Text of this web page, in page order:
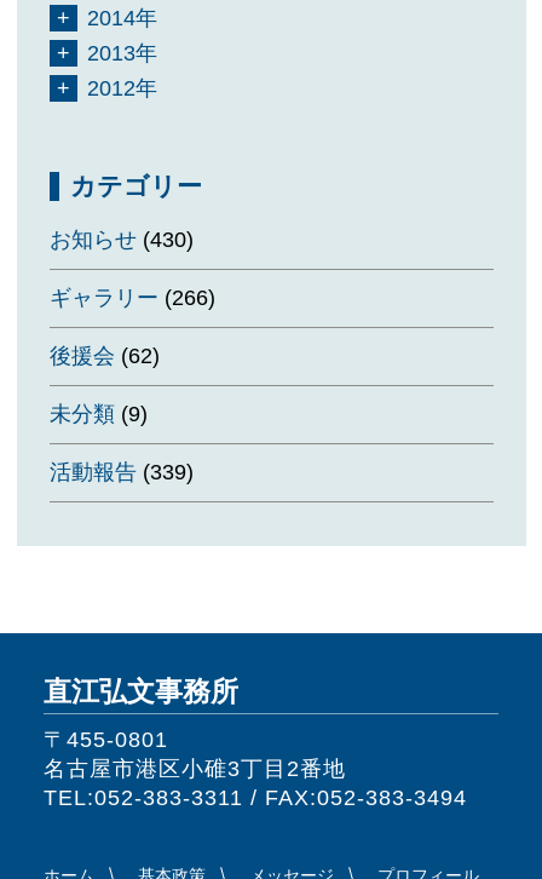
2014年
2013年
2012年
カテゴリー
お知らせ(430)
ギャラリー (266)
後援会 (62)
未分類(9)
活動報告(339)
直江弘文事務所
〒455-0801
名古屋市港区小碓3丁目2番地
TEL:052-383-3311 / FAX:052-383-3494
ホーム 基本政策 メッセージ プロフィール